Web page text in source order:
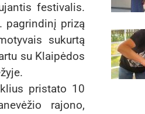
festivalis.
pagrindinį prizą
sukurtą
su Klaipėdos
pristato 10
rajono,